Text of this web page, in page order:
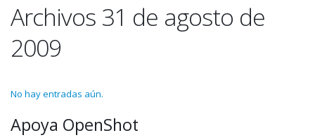
Archivos 31 de agosto de
2009
No hay entradas aún.
Apoya OpenShot